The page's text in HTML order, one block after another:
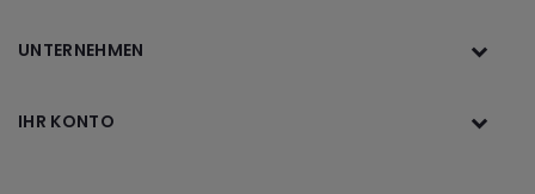
UNTERNEHMEN
IHR KONTO